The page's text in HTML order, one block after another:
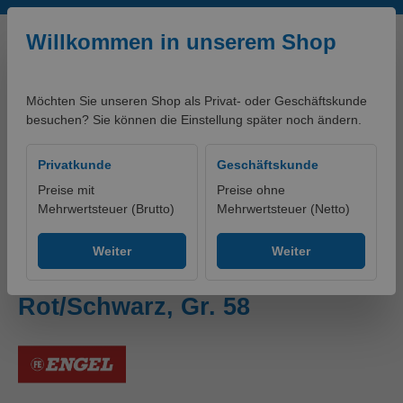
Zum Hauptinhalt springen
Willkommen in unserem Shop
Möchten Sie unseren Shop als Privat- oder Geschäftskunde
besuchen? Sie können die Einstellung später noch ändern.
Privatkunde
Preise mit
Mehrwertsteuer (Brutto)
Weiter
Geschäftskunde
Preise ohne
Mehrwertsteuer (Netto)
Weiter
Safety Light Arbeitsshorts
Rot/Schwarz, Gr. 58